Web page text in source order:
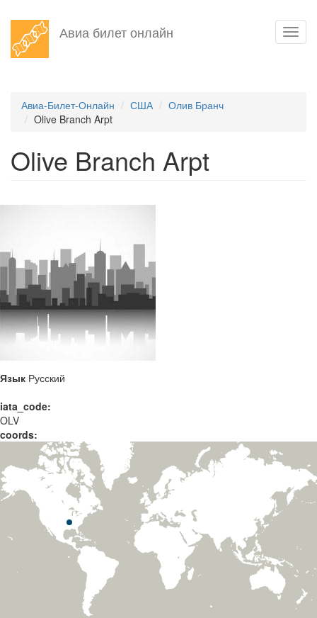
Перейти
основному
Авиа билет онлайн
Авиа-Билет-Онлайн США
Олив Бранч
Olive Branch Arpt
Olive Branch Arpt
Язык Русский
iata_code:
OLV
coords: